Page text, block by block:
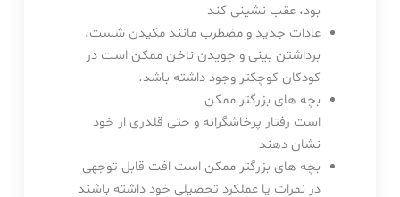
بود، عقب نشینی کند
عادات جدید و مضطرب مانند مکیدن شست،
برداشتن بینی و جویدن ناخن ممکن است در
کودکان کوچکتر وجود داشته باشد.
بچه های بزرگتر ممکن
است رفتار پرخاشگرانه و حتی قلدری از خود
نشان دهند
بچه های بزرگتر ممکن است افت قابل توجهی
در نمرات یا عملکرد تحصیلی خود داشته باشند